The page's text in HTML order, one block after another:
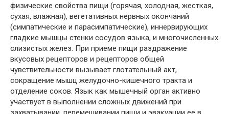
физические свойства пищи (горячая, холодная, жесткая,
сухая, влажная), вегетативных нервных окончаний
(симпатические и парасимпатические), иннервирующих
гладкие мышцы стенки сосудов языка, и многочисленных
слизистых желез. При приеме пищи раздражение
вкусовых рецепторов и рецепторов общей
чувствительности вызывает глотательный акт,
сокращение мышц желудочно-кишечного тракта и
отделение соков. Язык как мышечный орган активно
участвует в выполнении сложных движений при